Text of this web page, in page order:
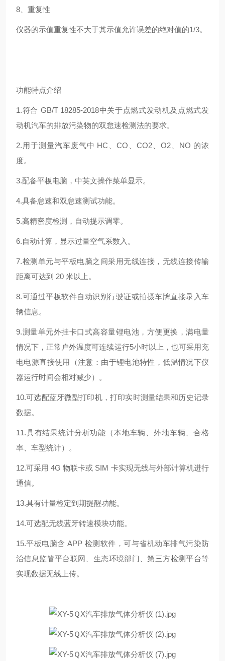
8 、重复性
仪器的示值重复性不大于其示值允许误差的绝对值的1/3。
功能特点介绍
1.符合 GB/T 18285-2018中关于点燃式发动机及点燃式发
动机汽车的排放污染物的双怠速检测法的要求。
2.用于测量汽车废气中 HC、CO、CO2、O2、NO 的浓
度。
3.配备平板电脑，中英文操作菜单显示。
4.具备怠速和双怠速测试功能。
5.高精密度检测，自动提示调零。
6.自动计算，显示过量空气系数入。
7.检测单元与平板电脑之间采用无线连接，无线连接传输
距离可达到 20 米以上。
8.可通过平板软件自动识别行驶证或拍摄车牌直接录入车
辆信息。
9.测量单元外挂卡口式高容量锂电池，方便更换，满电量
情况下，正常户外温度可连续运行5小时以上，也可采用充
电电源直接使用（注意：由于锂电池特性，低温情况下仪
器运行时间会相对减少）。
10.可选配蓝牙微型打印机，打印实时测量结果和历史记录
数据。
11.具有结果统计分析功能（本地车辆、外地车辆、合格
率、车型统计）。
12.可采用 4G 物联卡或 SIM 卡实现无线与外部计算机进行
通信。
13.具有计量检定到期提醒功能。
14.可选配无线蓝牙转速模块功能。
15.平板电脑含 APP 检测软件，可与省机动车排气污染防
治信息监管平台联网、生态环境部门、第三方检测平台等
实现数据无线上传。